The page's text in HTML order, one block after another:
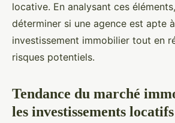
locative. En analysant ces
déterminer si une agence est apte
investissement immobilier tout en
risques potentiels.
Tendance du marché
les investissements locatifs